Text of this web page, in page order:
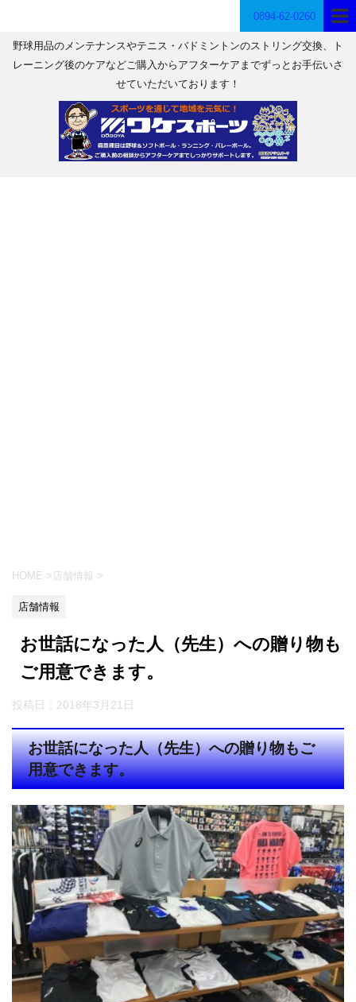
0894-62-0260
野球用品のメンテナンスやテニス・バドミントンのストリング交換、ト
レーニング後のケアなどご購入からアフターケアまでずっとお手伝いさ
せていただいております！
HOME > 店舗情報 >
店舗情報
お世話になった人（先生）への贈り物も
ご用意できます。
投稿日： 2018年3月21日
お世話になった人（先生）への贈り物もご
用意できます。